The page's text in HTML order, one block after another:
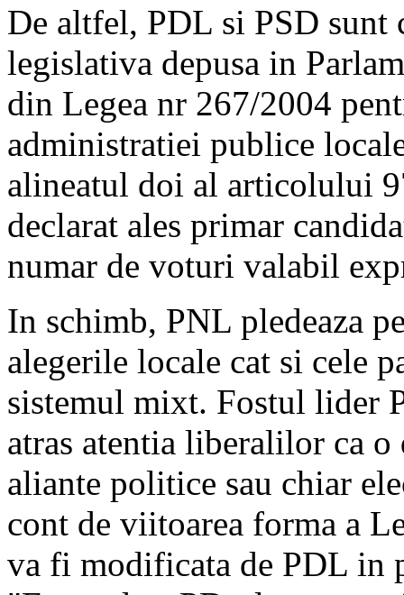
De altfel, PDL si PSD sunt
legislativa depusa in
din Legea nr 267/2004
administratiei publice
alineatul doi al articolului
declarat ales primar
numar de voturi valabil
In schimb, PNL pledeaza
alegerile locale cat si cele
sistemul mixt. Fostul lider
atras atentia liberalilor ca
aliante politice sau chiar
cont de viitoarea forma a
va fi modificata de PDL in